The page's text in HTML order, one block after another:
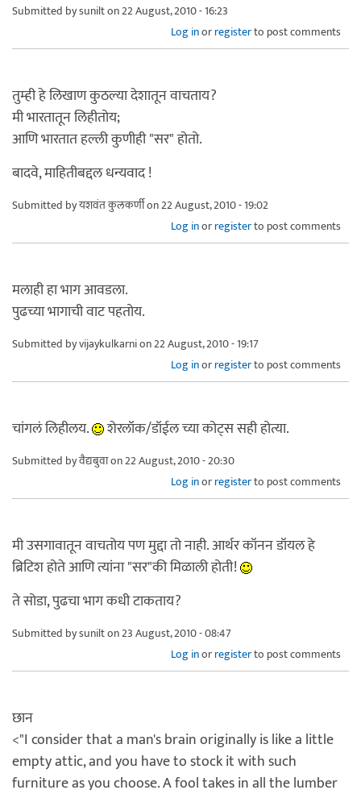
Submitted bysunilton 22 August, 2010 - 16:23
Log inorregisterto post comments
तुम्ही हे लिखाण कुठल्या देशातून वाचताय?
मी भारतातून लिहीतोय;
आणि भारतात हल्ली कुणीही "सर" होतो.
बादवे, माहितीबद्दल धन्यवाद !
Submitted byयशवंत कुलकर्णीon 22 August, 2010 - 19:02
Log inorregisterto post comments
मलाही हा भाग आवडला.
पुढच्या भागाची वाट पहतोय.
Submitted byvijaykulkarnion 22 August, 2010 - 19:17
Log inorregisterto post comments
चांगलं लिहीलय. शेरलॉक/डॉईल च्या कोट्स सही होत्या.
Submitted byवैद्यबुवाon 22 August, 2010 - 20:30
Log inorregisterto post comments
मी उसगावातून वाचतोय पण मुद्दा तो नाही. आर्थर कॉनन डॉयल हे
ब्रिटिश होते आणि त्यांना "सर"की मिळाली होती!
ते सोडा, पुढचा भाग कधी टाकताय?
Submitted bysunilton 23 August, 2010 - 08:47
Log inorregisterto post comments
छान
<"I consider that a man's brain originally is like a little
empty attic, and you have to stock it with such
furniture as you choose. A fool takes in all the lumber